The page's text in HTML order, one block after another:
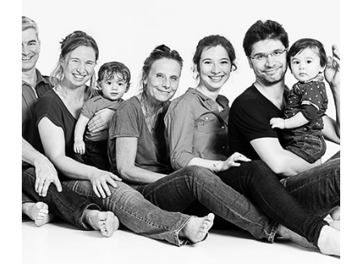
LE STUDIO THIERRY SEGUIN
PHOTOGRAPHIE A DÉJÀ 10 ANS